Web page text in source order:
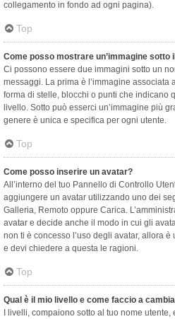
collegamento in fondo ad ogni pagina).
Top
Come posso mostrare un’immagine sotto
Ci possono essere due immagini sotto un
messaggi. La prima è l’immagine associata
forma di stelle, blocchi o punti che indicano
livello. Sotto può esserci un’immagine più
genere è unica e specifica per ogni utente.
Top
Come posso inserire un avatar?
All’interno del tuo Pannello di Controllo
aggiungere un avatar utilizzando uno dei
Galleria, Remoto oppure Carica.
avatar e decide anche il modo in cui gli
non ti è concesso l’uso degli avatar, allora
e devi chiedere a questa le ragioni.
Top
Qual è il mio livello e come faccio a
I livelli, compaiono sotto al tuo nome